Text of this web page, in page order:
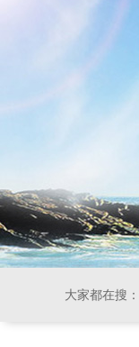
大家都在搜：